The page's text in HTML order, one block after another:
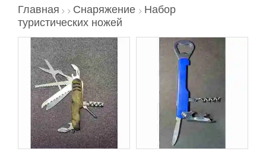
Главная > > Снаряжение > Набор
туристических ножей